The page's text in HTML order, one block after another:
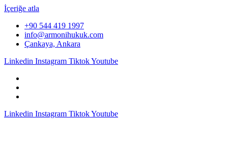
İçeriğe atla
+90 544 419 1997
info@armonihukuk.com
Çankaya, Ankara
Linkedin Instagram TiktokYoutube
Linkedin Instagram TiktokYoutube